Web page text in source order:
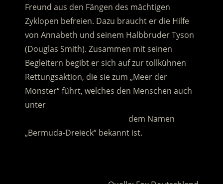
Freund aus den Fängen des mächtigen
Zyklopen befreien. Dazu braucht er die Hilfe
von Annabeth und seinem Halbbruder Tyson
(Douglas Smith). Zusammen mit seinen
Begleitern begibt er sich auf zur tollkühnen
Rettungsaktion, die sie zum „Meer der
Monster“ führt, welches den Menschen auch
unter
dem Namen
„Bermuda-Dreieck“ bekannt ist.